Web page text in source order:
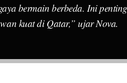
bermain berbeda. Ini penting
kuat di Qatar,” ujar Nova.